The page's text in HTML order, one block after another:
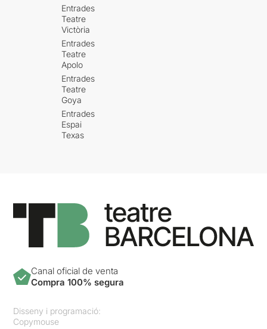
Entrades
Teatre
Victòria
Entrades
Teatre
Apolo
Entrades
Teatre
Goya
Entrades
Espai
Texas
Canal oficial de venta
Compra 100% segura
Disseny i programació:
Copymouse